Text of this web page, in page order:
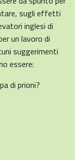
sugli effetti
inglesi di
un lavoro di
suggerimenti
essere:
di prioni?